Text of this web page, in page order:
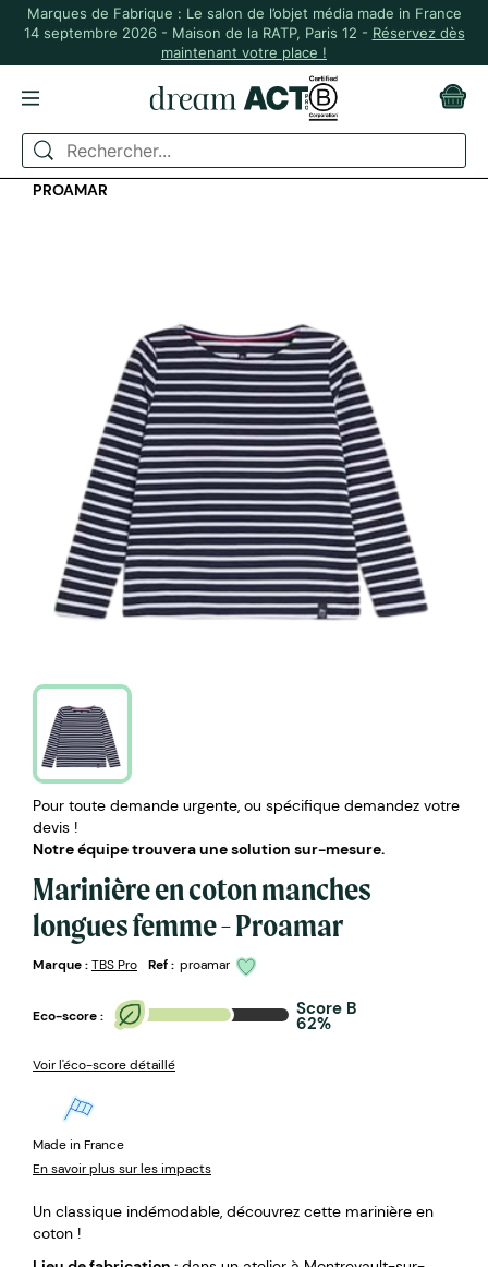
Marques de Fabrique : Le salon de l’objet média made in France
14 septembre 2026 - Maison de la RATP, Paris 12 - Réservez dès
maintenant votre place !
ACCUEIL VÊTEMENTS
MARINIÈRE EN COTON MANCHES LONGUES FEMME -
PROAMAR
Pour toute demande urgente, ou spécifique demandez votre
devis !
Notre équipe trouvera une solution sur-mesure.
Marinière en coton manches
longues femme - Proamar
Marque :TBS Pro Ref : proamar
Eco-score : Score B
62%
Voir l'éco-score détaillé
Made in France
En savoir plus sur les impacts
Un classique indémodable, découvrez cette marinière en
coton !